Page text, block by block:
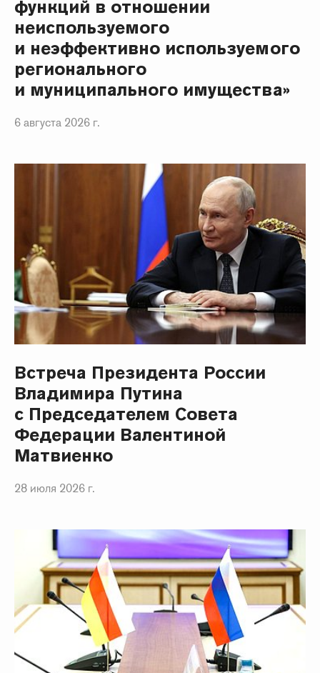
функций в отношении
неиспользуемого
и неэффективно используемого
регионального
и муниципального имущества»
6 августа 2026 г.
Встреча Президента России
Владимира Путина
с Председателем Совета
Федерации Валентиной
Матвиенко
28 июля 2026 г.